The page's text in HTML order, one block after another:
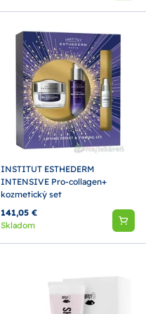
INSTITUT ESTHEDERM
INTENSIVE Pro-collagen+
kozmetický set
141,05 €
Skladom